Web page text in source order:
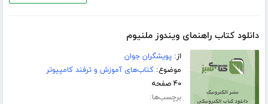
دانلود کتاب راهنمای ویندوز ملنیوم
از:پویشگران جوان
موضوع:کتاب‌های آموزش و ترفند کامپیوتر
۴۰ صفحه
برچسب‌ها: